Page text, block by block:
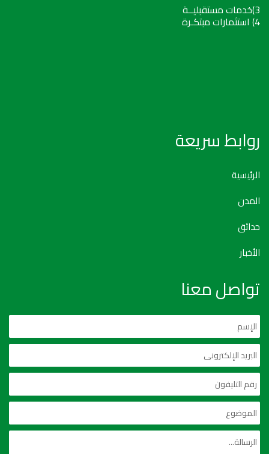
3)خدمات مستقبليــة
4) استثمارات مبتكـرة
روابط سريعة
الرئيسية
المدن
حدائق
الأخبار
تواصل معنا